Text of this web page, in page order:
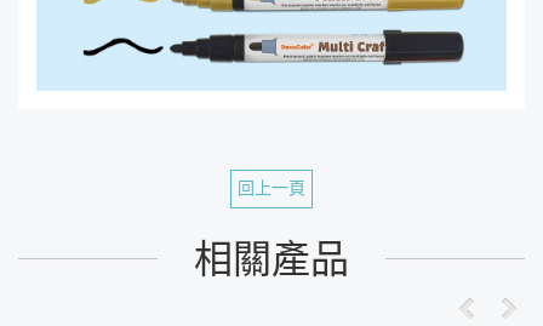
回上一頁
相關產品